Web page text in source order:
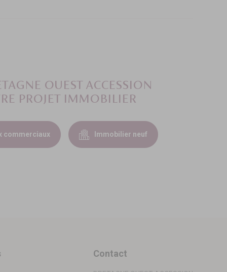
OUEST ACCESSION
PROJET IMMOBILIER
commerciaux Immobilier neuf
Contact